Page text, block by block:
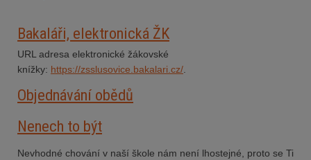
Bakaláři, elektronická ŽK
URL adresa elektronické žákovské
knížky: https://zsslusovice.bakalari.cz/
Objednávání obědů
Nenech to být
Nevhodné chování v naší škole nám není lhostejné, proto se Ti